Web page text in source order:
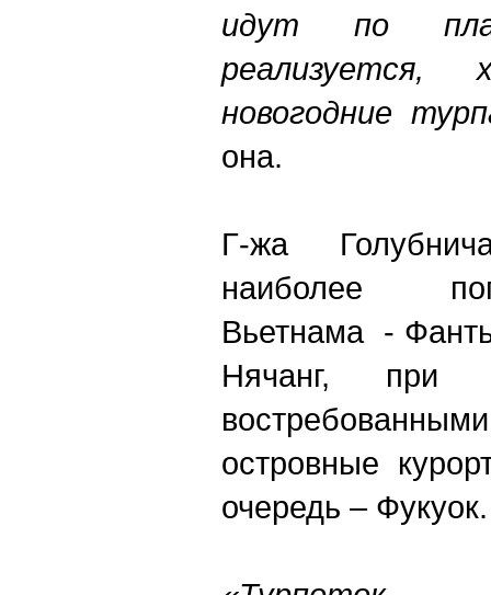
идут по
реализуется,
новогодние
она.
Г-жа
наиболее
Вьетнама -
Нячанг, при
островные
очередь – Фукуок.